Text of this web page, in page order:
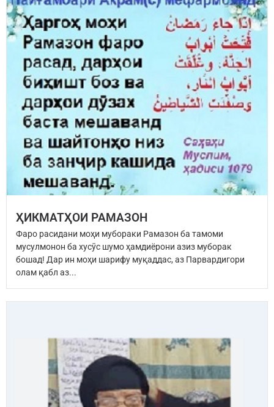
ҲИКМАТҲОИ РАМАЗОН
Фаро расидани моҳи мубораки Рамазон ба тамоми
мусулмонон ба хусӯс шумо ҳамдиёрони азиз муборак
бошад! Дар ин моҳи шарифу муқаддас, аз Парвардигори
олам қабл аз...